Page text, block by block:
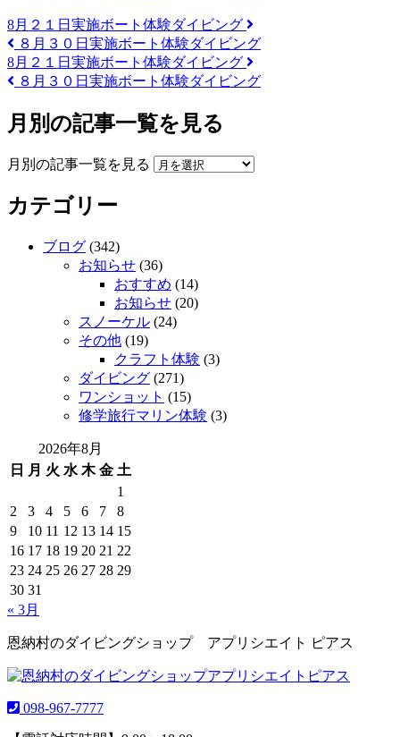
8月２１日実施ボート体験ダイビング
８月３０日実施ボート体験ダイビング
8月２１日実施ボート体験ダイビング
８月３０日実施ボート体験ダイビング
月別の記事一覧を見る
月別の記事一覧を見る
カテゴリー
ブログ (342)
お知らせ (36)
おすすめ (14)
お知らせ (20)
スノーケル (24)
その他 (19)
クラフト体験 (3)
ダイビング (271)
ワンショット (15)
修学旅行マリン体験 (3)
2026年8月
日
月 火 水 木 金 土
1
2
3 4 5 6 7
8
9
10 11 12 13 14 15
16 17 18 19 20 21 22
23 24 25 26 27 28 29
30 31
« 3月
恩納村のダイビングショップ アプリシエイト ピアス
098-967-7777